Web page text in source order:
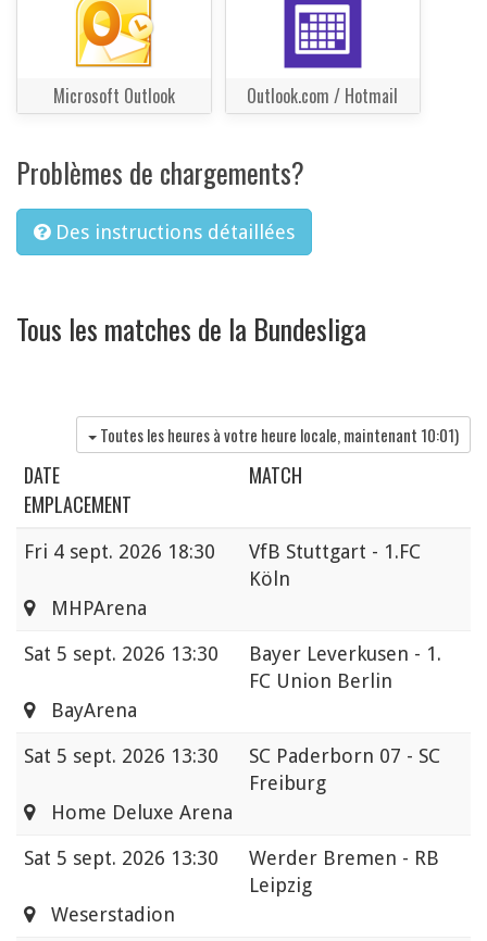
Microsoft Outlook Outlook.com / Hotmail
Problèmes de chargements?
Des instructions détaillées
Tous les matches de la Bundesliga
Toutes les heures à votre heure locale, maintenant 10:01)
DATE
MATCH
EMPLACEMENT
Fri 4 sept. 2026 18:30
VfB Stuttgart - 1.FC
Köln
MHPArena
Sat 5 sept. 2026 13:30
Bayer Leverkusen - 1.
FC Union Berlin
BayArena
Sat 5 sept. 2026 13:30
SC Paderborn 07 - SC
Freiburg
Home Deluxe Arena
Sat 5 sept. 2026 13:30
Werder Bremen - RB
Leipzig
Weserstadion